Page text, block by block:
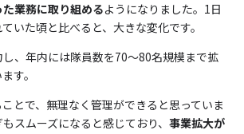
業務に取り組めるようになりました。1日
いた頃と比べると、大きな変化です。
、年内には隊員数を70〜80名規模まで拡
す。
とで、無理なく管理ができると思っていま
スムーズになると感じており、 事業拡大が